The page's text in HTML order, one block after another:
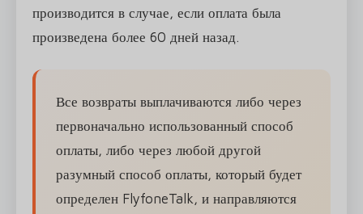
производится в случае, если оплата была
произведена более 60 дней назад.
Все возвраты выплачиваются либо через
первоначально использованный способ
оплаты, либо через любой другой
разумный способ оплаты, который будет
определен FlyfoneTalk, и направляются